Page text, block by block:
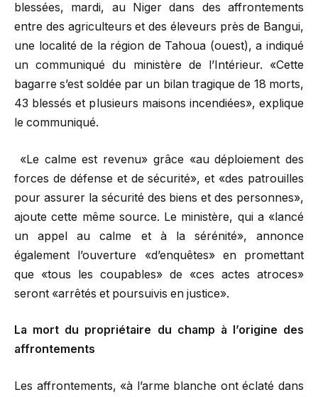
blessées, mardi, au Niger dans des affrontements
entre des agriculteurs et des éleveurs près de Bangui,
une localité de la région de Tahoua (ouest), a indiqué
un communiqué du ministère de l’Intérieur. «Cette
bagarre s’est soldée par un bilan tragique de 18 morts,
43 blessés et plusieurs maisons incendiées», explique
le communiqué.
«Le calme est revenu» grâce «au déploiement des
forces de défense et de sécurité», et «des patrouilles
pour assurer la sécurité des biens et des personnes»,
ajoute cette même source. Le ministère, qui a «lancé
un appel au calme et à la sérénité», annonce
également l’ouverture «d’enquêtes» en promettant
que «tous les coupables» de «ces actes atroces»
seront «arrêtés et poursuivis en justice».
La mort du propriétaire du champ à l’origine des
affrontements
Les affrontements, «à l’arme blanche ont éclaté dans